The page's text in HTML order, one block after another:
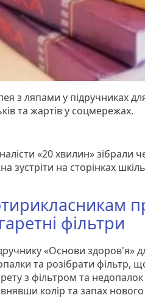
з ляпами у підручниках
та жартів у соцмережах.
«20 хвилин» зібрали
зустріти на сторінках
фільтри
«Основи здоров'я»
та розібрати фільтр,
з фільтром та
колір та запах